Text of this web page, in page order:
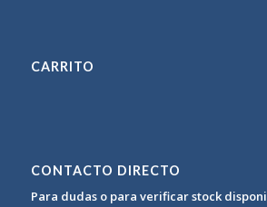
CARRITO
CONTACTO DIRECTO
Para dudas o para verificar stock